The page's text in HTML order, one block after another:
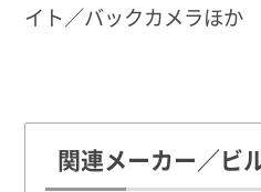
イト／バックカメラほか
関連メーカー／ビ